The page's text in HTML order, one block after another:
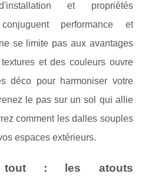
et propriétés
performance et
se limite pas aux avantages
et des couleurs ouvre
déco pour harmoniser votre
le pas sur un sol qui allie
comment les dalles souples
espaces extérieurs.
tout : les atouts